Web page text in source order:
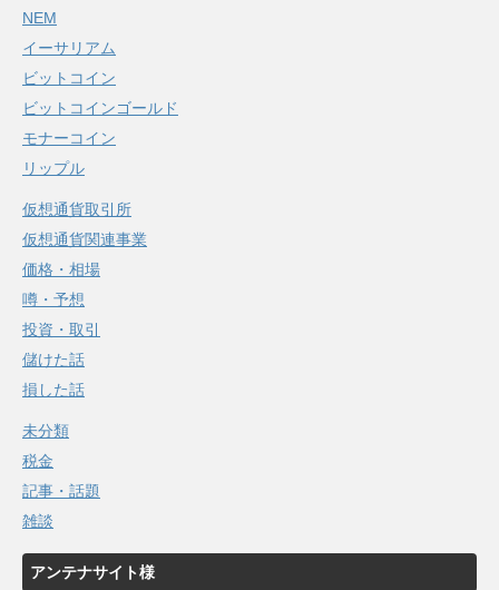
NEM
イーサリアム
ビットコイン
ビットコインゴールド
モナーコイン
リップル
仮想通貨取引所
仮想通貨関連事業
価格・相場
噂・予想
投資・取引
儲けた話
損した話
未分類
税金
記事・話題
雑談
アンテナサイト様